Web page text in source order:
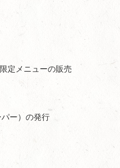
定メニューの販売
ー）の発行